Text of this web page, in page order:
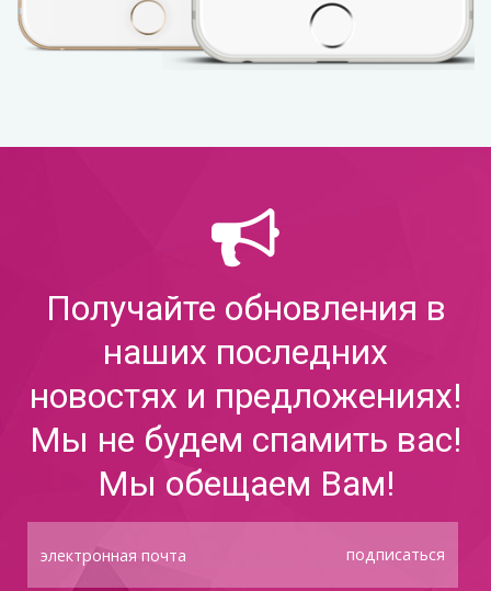
Получайте обновления в
наших последних
новостях и предложениях!
Мы не будем спамить вас!
Мы обещаем Вам!
подписаться